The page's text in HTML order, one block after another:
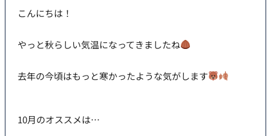
こんにちは！
やっと秋らしい気温になってきましたね
去年の今頃はもっと寒かったような気がします
10月のオススメは…